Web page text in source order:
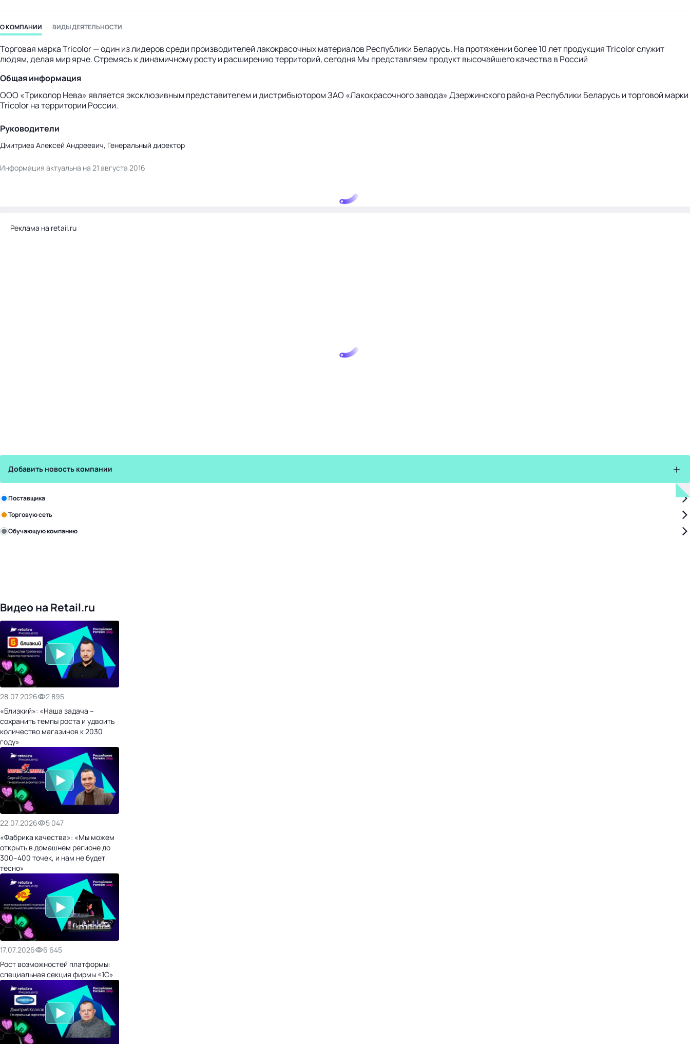
бизнес-центр
О КОМПАНИИ ВИДЫ ДЕЯТЕЛЬНОСТИ
Торговая марка Tricolor — один из лидеров среди производителей лакокрасочных материалов Республики Беларусь. На протяжении более 10 лет продукция Tricolor служит
людям, делая мир ярче. Стремясь к динамичному росту и расширению территорий, сегодня Мы представляем продукт высочайшего качества в Россий
Общая информация
ООО «Триколор Нева» является эксклюзивным представителем и дистрибьютором ЗАО «Лакокрасочного завода» Дзержинского района Республики Беларусь и торговой марки
Tricolor на территории России.
Руководители
Дмитриев Алексей Андреевич, Генеральный директор
Информация актуальна на 21 августа 2016
Реклама на retail.ru
Добавить новость компании
Зарегистрируйте в бизнес-центре:
Поставщика
Торговую сеть
Обучающую компанию
Видео на Retail.ru
28.07.2026
2 895
«Близкий»: «Наша задача –
сохранить темпы роста и удвоить
количество магазинов к 2030
году»
22.07.2026
5 047
«Фабрика качества»: «Мы можем
открыть в домашнем регионе до
300–400 точек, и нам не будет
тесно»
17.07.2026
6 645
Рост возможностей платформы:
специальная секция фирмы «1С»